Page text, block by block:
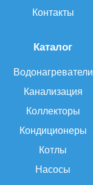
Каталог
Водонагреватели
Канализация
Коллекторы
Кондиционеры
Котлы
Насосы
Контакты